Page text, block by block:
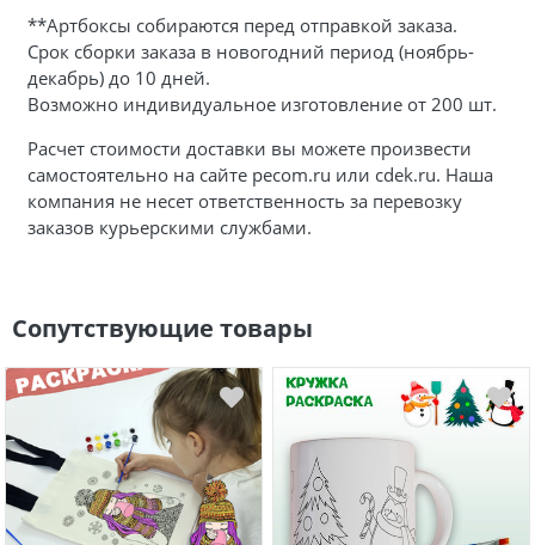
**Артбоксы собираются перед отправкой заказа.
Срок сборки заказа в новогодний период (ноябрь-
декабрь) до 10 дней.
Возможно индивидуальное изготовление от 200 шт.
Расчет стоимости доставки вы можете произвести
самостоятельно на сайте pecom.ru или cdek.ru. Наша
компания не несет ответственность за перевозку
заказов курьерскими службами.
Сопутствующие товары